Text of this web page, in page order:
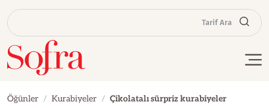
Tarif Ara
Öğünler Kurabiyeler Çikolatalı sürpriz kurabiyeler